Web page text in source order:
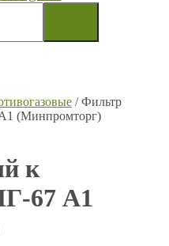
/ Фильтр
(Минпромторг)
к
67 А1